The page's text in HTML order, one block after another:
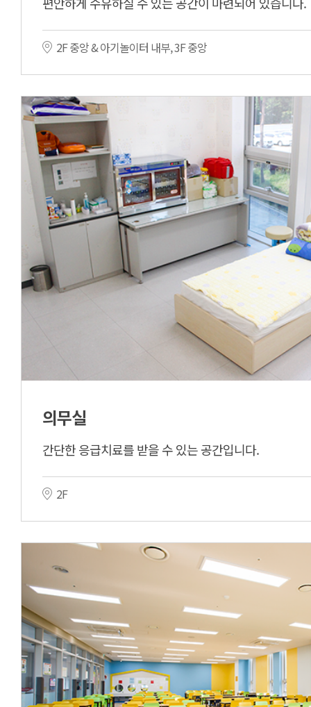
2F 중앙 & 아기놀이터 내부, 3F 중앙
의무실
간단한 응급치료를 받을 수 있는 공간입니다.
2F